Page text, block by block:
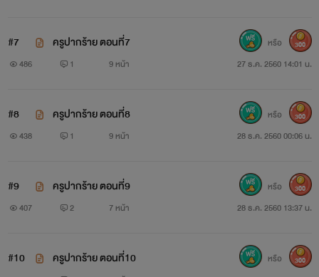
#7 ครูปากร้าย ตอนที่7
486 1 9 หน้า 27 ธ.ค. 2560 14:01 น.
หรือ 300
#8 ครูปากร้าย ตอนที่8
438 1 9 หน้า 28 ธ.ค. 2560 00:06 น.
หรือ 300
#9 ครูปากร้าย ตอนที่9
407 2 7 หน้า 28 ธ.ค. 2560 13:37 น.
หรือ 300
#10 ครูปากร้าย ตอนที่10 หรือ 300